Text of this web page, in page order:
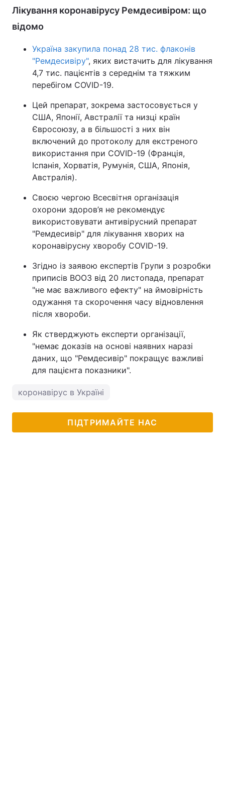
Лікування коронавірусу Ремдесивіром: що
відомо
Україна закупила понад 28 тис. флаконів
"Ремдесивіру", яких вистачить для лікування
4,7 тис. пацієнтів з середнім та тяжким
перебігом COVID-19.
Цей препарат, зокрема застосовується у
США, Японії, Австралії та низці країн
Євросоюзу, а в більшості з них він
включений до протоколу для екстреного
використання при COVID-19 (Франція,
Іспанія, Хорватія, Румунія, США, Японія,
Австралія).
Своєю чергою Всесвітня організація
охорони здоров’я не рекомендує
використовувати антивірусний препарат
"Ремдесивір" для лікування хворих на
коронавірусну хворобу COVID-19.
Згідно із заявою експертів Групи з розробки
приписів ВООЗ від 20 листопада, препарат
"не має важливого ефекту" на ймовірність
одужання та скорочення часу відновлення
після хвороби.
Як стверджують експерти організації,
"немає доказів на основі наявних наразі
даних, що "Ремдесивір" покращує важливі
для пацієнта показники".
коронавірус в Україні
ПІДТРИМАЙТЕ НАС